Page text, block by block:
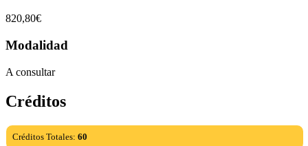
820,80€
Modalidad
A consultar
Créditos
Créditos Totales: 60